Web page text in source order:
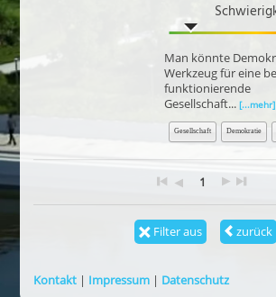
Man könnte
Werkzeug für eine
funktionierende
Gesellschaft... [...mehr]
Gesellschaft Demokratie
1
zurück
Filter aus
Kontakt | Impressum | Datenschutz